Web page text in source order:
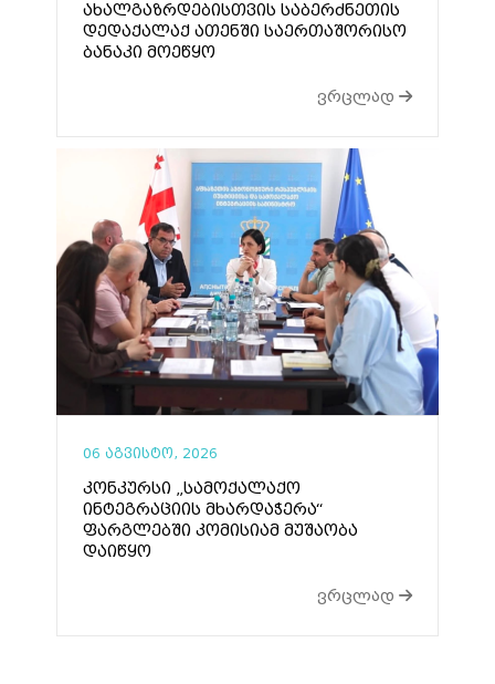
ახალგაზრდებისთვის საბერძნეთის
დედაქალაქ ათენში საერთაშორისო
ბანაკი მოეწყო
ვრცლად
06 აგვისტო, 2026
კონკურსი „სამოქალაქო
ინტეგრაციის მხარდაჭერა“
ფარგლებში კომისიამ მუშაობა
დაიწყო
ვრცლად